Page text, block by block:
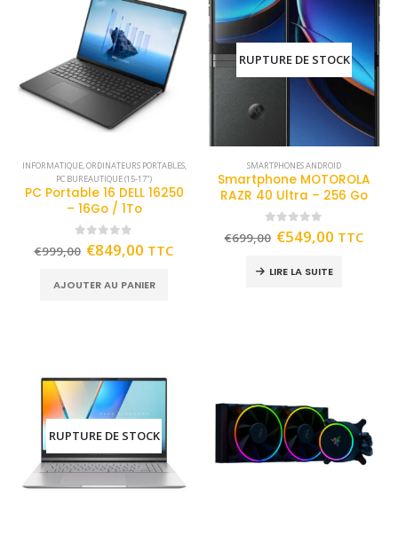
INFORMATIQUE,ORDINATEURS PORTABLES,
PC BUREAUTIQUE (15-17")
PC Portable 16 DELL 16250
– 16Go / 1To
out of 5
€999,00 €849,00 TTC
AJOUTER AU PANIER
RUPTURE DE STOCK
SMARTPHONES ANDROID
Smartphone MOTOROLA
RAZR 40 Ultra – 256 Go
out of 5
€699,00 €549,00 TTC
LIRE LA SUITE
RUPTURE DE STOCK